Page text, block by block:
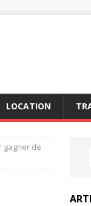
LOCATION
gagner de